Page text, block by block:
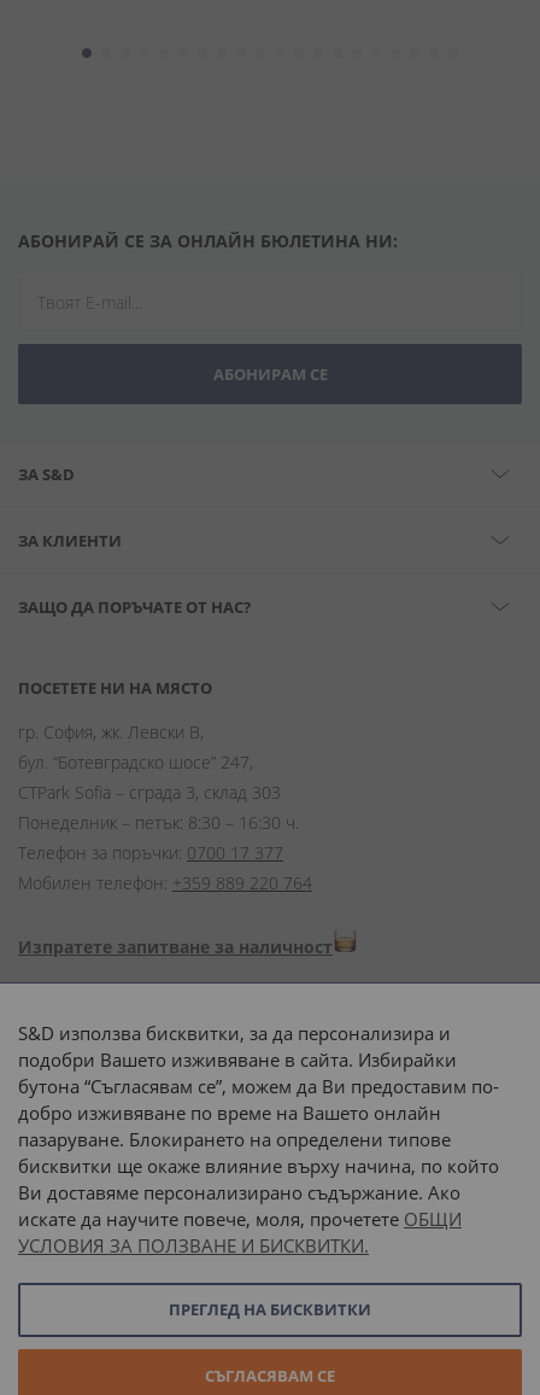
АБОНИРАЙ СЕ ЗА ОНЛАЙН БЮЛЕТИНА НИ:
АБОНИРАМ СЕ
ЗА S&D
ЗА КЛИЕНТИ
ЗАЩО ДА ПОРЪЧАТЕ ОТ НАС?
ПОСЕТЕТЕ НИ НА МЯСТО
гр. София, жк. Левски В,
бул. “Ботевградско шосе” 247,
CTPark Sofia – сграда 3, склад 303
Понеделник – петък: 8:30 – 16:30 ч.
Телефон за поръчки: 0700 17 377
Мобилен телефон: +359 889 220 764
Изпратете запитване за наличност
Начини на плащане:
Доставка до адрес с:
или
наш транспорт
S&D използва бисквитки, за да персонализира и
подобри Вашето изживяване в сайта. Избирайки
бутона “Съгласявам се”, можем да Ви предоставим по-
добро изживяване по време на Вашето онлайн
пазаруване. Блокирането на определени типове
бисквитки ще окаже влияние върху начина, по който
Ви доставяме персонализирано съдържание. Ако
искате да научите повече, моля, прочетете ОБЩИ
УСЛОВИЯ ЗА ПОЛЗВАНЕ И БИСКВИТКИ.
СЪГЛАСЯВАМ СЕ
ПРЕГЛЕД НА БИСКВИТКИ